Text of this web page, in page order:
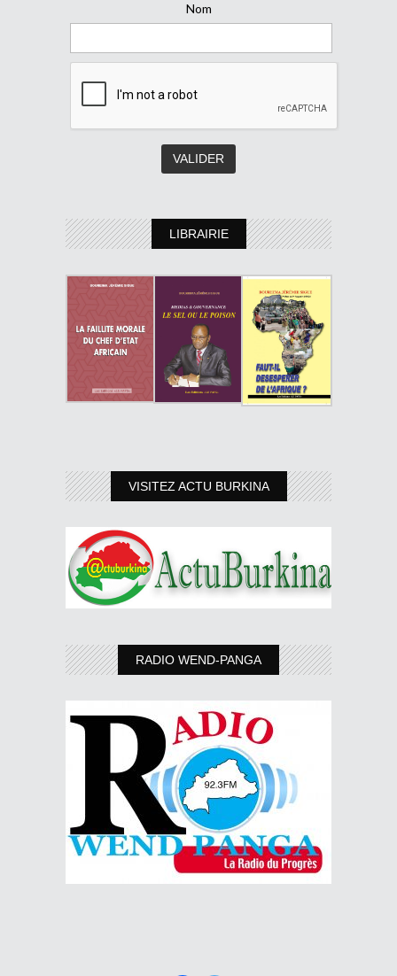
Nom
LIBRAIRIE
VISITEZ ACTU BURKINA
RADIO WEND-PANGA